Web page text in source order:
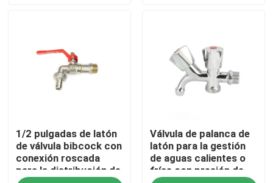
Pida una cita
Válvula de cobre amarillo del grifo
Válvula de ángulo de cobre amarillo
Válvula de bola de latón
1/2 pulgadas de latón
de válvula bibcock con
conexión roscada
para la distribución de
Válvula de palanca de
latón para la gestión
de aguas calientes o
frías con presión de